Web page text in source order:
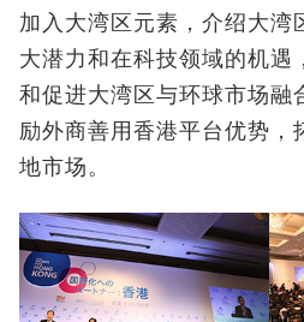
加入大湾区元素，介绍大湾
大潜力和在科技领域的机遇
和促进大湾区与环球市场融
励外商善用香港平台优势，
地市场。